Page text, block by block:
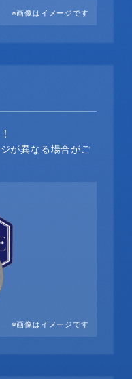
※画像はイメージです
が異なる場合がご
※画像はイメージです